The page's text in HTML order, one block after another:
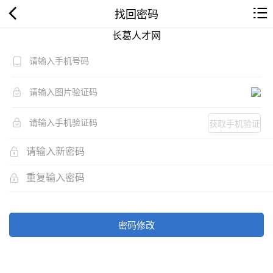
找回密码
长葛人才网
获取手机验证
密码修改